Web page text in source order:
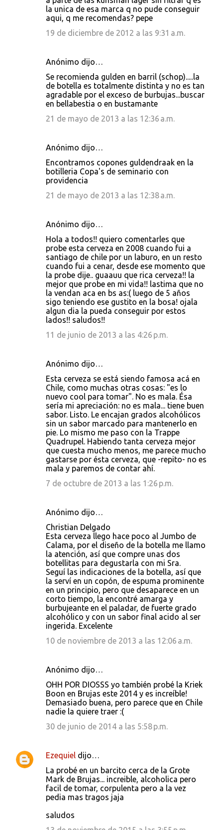
la unica de esa marca q no pude conseguir
aqui, q me recomendas? pepe
19 de diciembre de 2012 a las 9:31 a.m.
Anónimo dijo…
Se recomienda gulden en barril (schop).....la
de botella es totalmente distinta y no es tan
agradable por el exceso de burbujas...buscar
en bellabestia o en bustamante
21 de mayo de 2013 a las 12:36 a.m.
Anónimo dijo…
Encontramos copones guldendraak en la
botilleria Copa's de seminario con
providencia
21 de mayo de 2013 a las 12:38 a.m.
Anónimo dijo…
Hola a todos!! quiero comentarles que
probe esta cerveza en 2008 cuando fui a
santiago de chile por un laburo, en un resto
cuando fui a cenar, desde ese momento que
la probe dije.. guaauu que rica cerveza!! la
mejor que probe en mi vida!! lastima que no
la vendan aca en bs as:( luego de 5 años
sigo teniendo ese gustito en la bosa! ojala
algun dia la pueda conseguir por estos
lados!! saludos!!
11 de junio de 2013 a las 4:26 p.m.
Anónimo dijo…
Esta cerveza se está siendo famosa acá en
Chile, como muchas otras cosas: "es lo
nuevo cool para tomar". No es mala. Ésa
sería mi apreciación: no es mala... tiene buen
sabor. Listo. Le encajan grados alcohólicos
sin un sabor marcado para mantenerlo en
pie. Lo mismo me paso con la Trappe
Quadrupel. Habiendo tanta cerveza mejor
que cuesta mucho menos, me parece mucho
gastarse por ésta cerveza, que -repito- no es
mala y paremos de contar ahí.
7 de octubre de 2013 a las 1:26 p.m.
Anónimo dijo…
Christian Delgado
Esta cerveza llego hace poco al Jumbo de
Calama, por el diseño de la botella me llamo
la atención, así que compre unas dos
botellitas para degustarla con mi Sra.
Seguí las indicaciones de la botella, así que
la serví en un copón, de espuma prominente
en un principio, pero que desaparece en un
corto tiempo, la encontré amarga y
burbujeante en el paladar, de fuerte grado
alcohólico y con un sabor final acido al ser
ingerida. Excelente
10 de noviembre de 2013 a las 12:06 a.m.
Anónimo dijo…
OHH POR DIOSSS yo también probé la Kriek
Boon en Brujas este 2014 y es increíble!
Demasiado buena, pero parece que en Chile
nadie la quiere traer :(
30 de junio de 2014 a las 5:58 p.m.
Ezequiel dijo…
La probé en un barcito cerca de la Grote
Mark de Brujas... increible, alcoholica pero
facil de tomar, corpulenta pero a la vez
pedia mas tragos jaja
saludos